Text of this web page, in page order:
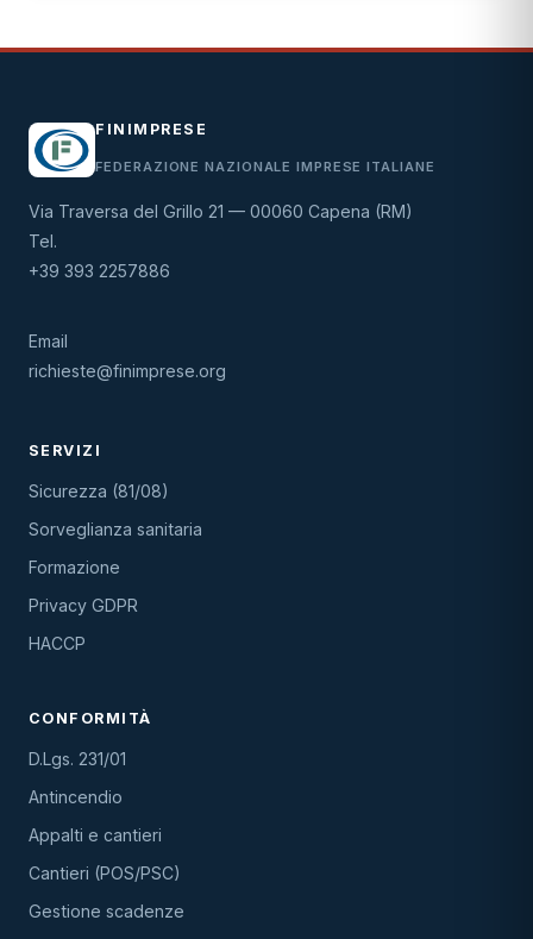
FINIMPRESE
FEDERAZIONE NAZIONALE IMPRESE ITALIANE
Via Traversa del Grillo 21 — 00060 Capena (RM)
Tel.
+39 393 2257886
Email
richieste@finimprese.org
SERVIZI
Sicurezza (81/08)
Sorveglianza sanitaria
Formazione
Privacy GDPR
HACCP
CONFORMITÀ
D.Lgs. 231/01
Antincendio
Appalti e cantieri
Cantieri (POS/PSC)
Gestione scadenze